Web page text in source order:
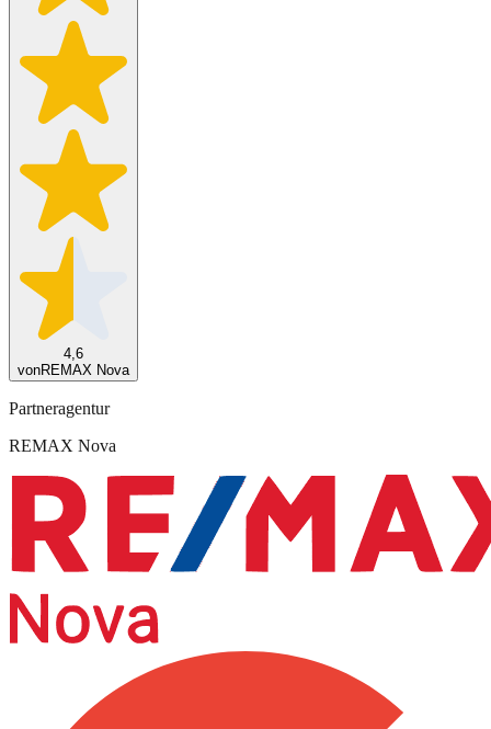
4,6
vonREMAX Nova
Partneragentur
REMAX Nova